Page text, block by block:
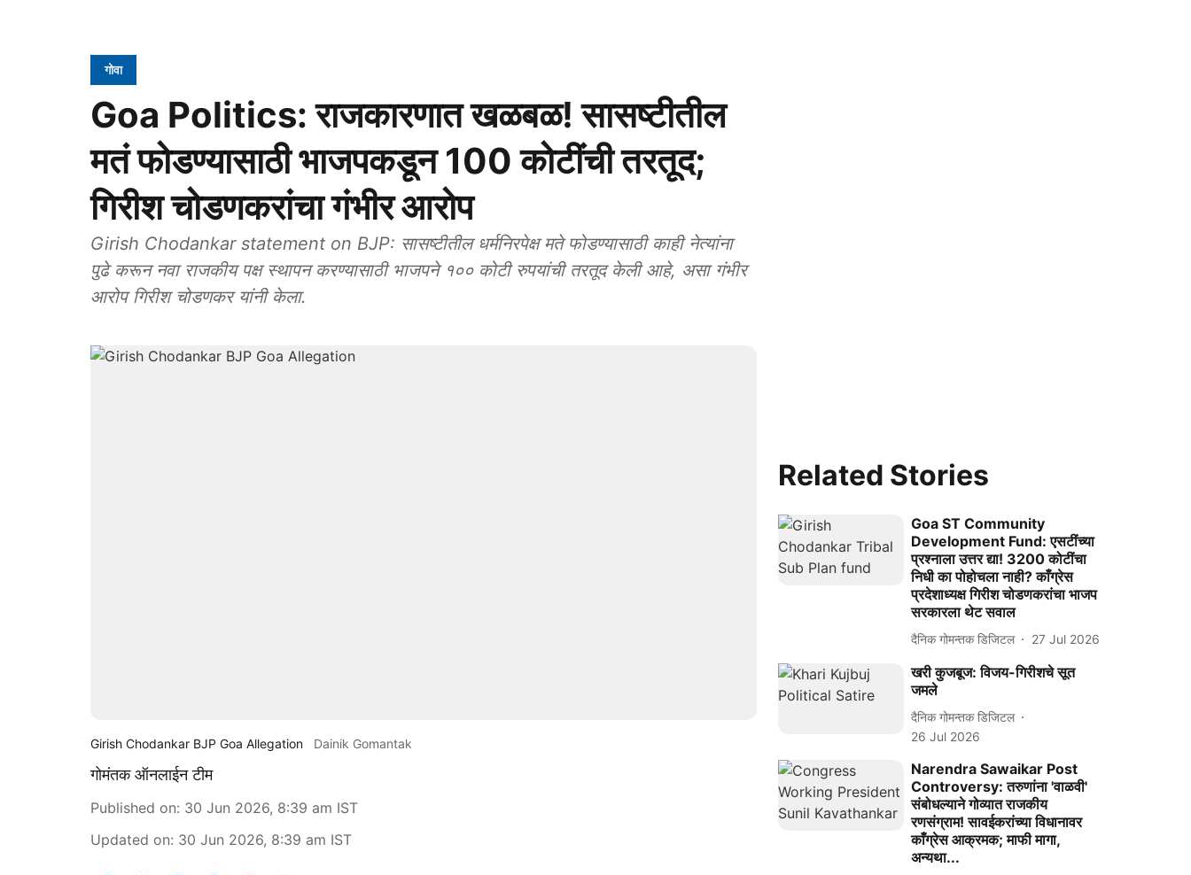
गोवा
Goa Politics: राजकारणात खळबळ! सासष्टीतील
मतं फोडण्यासाठी भाजपकडून 100 कोटींची तरतूद;
गिरीश चोडणकरांचा गंभीर आरोप
Girish Chodankar statement on BJP: सासष्टीतील धर्मनिरपेक्ष मते फोडण्यासाठी काही नेत्यांना
पुढे करून नवा राजकीय पक्ष स्थापन करण्यासाठी भाजपने १०० कोटी रुपयांची तरतूद केली आहे, असा गंभीर
आरोप गिरीश चोडणकर यांनी केला.
Girish Chodankar BJP Goa Allegation Dainik Gomantak
गोमंतक ऑनलाईन टीम
Published on: 30 Jun 2026, 8:39 am IST
Updated on: 30 Jun 2026, 8:39 am IST
Related Stories
Goa ST Community
Development Fund: एसटींच्या
प्रश्नाला उत्तर द्या! 3200 कोटींचा
निधी का पोहोचला नाही? काँग्रेस
प्रदेशाध्यक्ष गिरीश चोडणकरांचा भाजप
सरकारला थेट सवाल
दैनिक गोमन्तक डिजिटल 27 Jul 2026
खरी कुजबूज: विजय-गिरीशचे सूत
जमले
दैनिक गोमन्तक डिजिटल
26 Jul 2026
Narendra Sawaikar Post
Controversy: तरुणांना 'वाळवी'
संबोधल्याने गोव्यात राजकीय
रणसंग्राम! सावईकरांच्या विधानावर
काँग्रेस आक्रमक; माफी मागा,
अन्यथा...